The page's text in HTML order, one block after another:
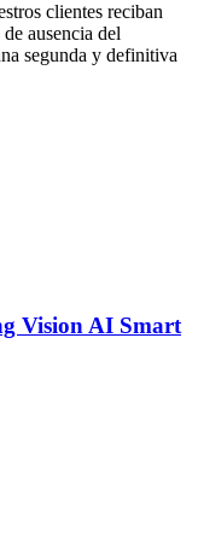
clientes reciban
ausencia del
segunda y definitiva
Vision AI Smart